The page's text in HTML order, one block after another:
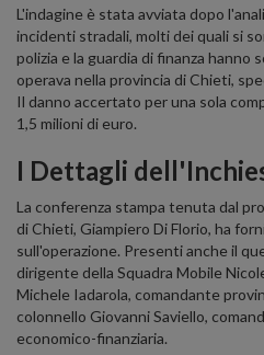
L'indagine è stata avviata dopo
incidenti stradali, molti dei quali si
polizia e la guardia di finanza hanno
operava nella provincia di Chieti,
Il danno accertato per una sola
1,5 milioni di euro.
I Dettagli
La conferenza stampa tenuta dal
di Chieti, Giampiero Di Florio, ha
sull'operazione. Presenti anche il
dirigente della Squadra Mobile
Michele Iadarola, comandante
colonnello Giovanni Saviello,
economico-finanziaria.